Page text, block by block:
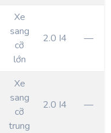
Xe
sang
cỡ
lớn
2.0 I4 —
Xe
sang
cỡ
trung
2.0 I4 —